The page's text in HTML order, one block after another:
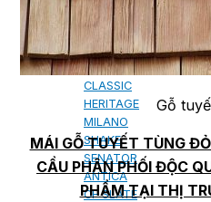
NGÓI THÉP PHỦ
CLASSIC
HERITAGE
MILANO
SHAKE
SENATOR
ANTICA
CF SLATE
Gỗ
MÁI GỖ TUYẾT TÙNG
CẦU PHÂN PHỐI ĐỘC
PHẨM TẠI THỊ